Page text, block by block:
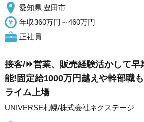
愛知県 豊田市
年収360万円～460万円
正社員
接客/⏩️営業、販売経験活かして早
能!固定給1000万円越えや幹部職
ライム上場
UNIVERSE札幌/株式会社ネクステージ